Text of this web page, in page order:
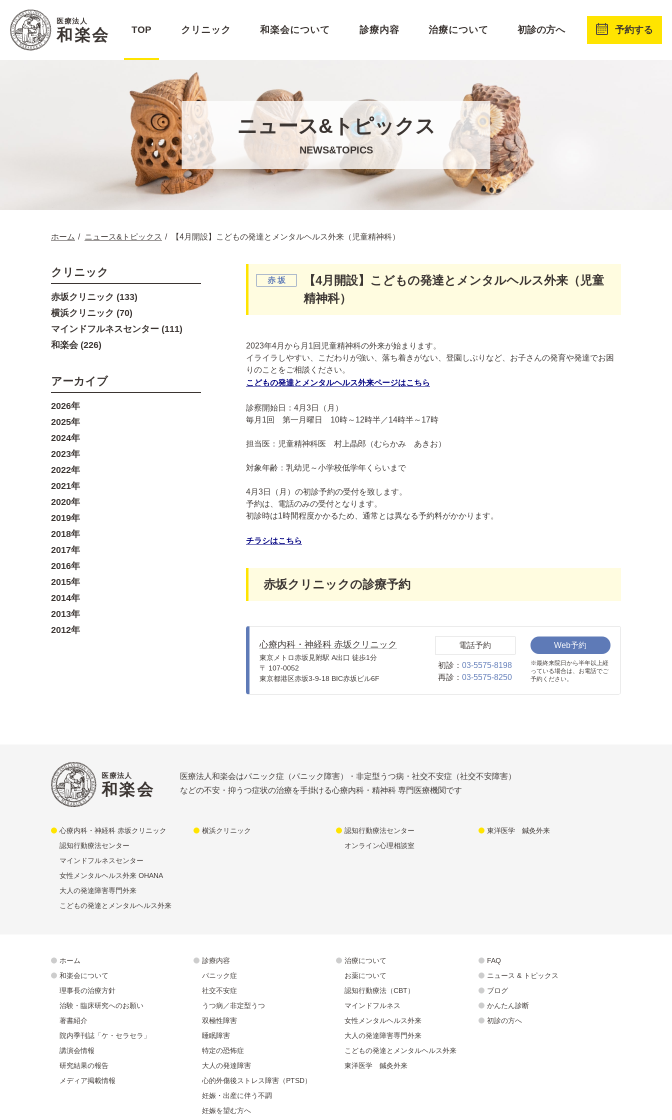
医療法人
和楽会 TOP クリニック 和楽会について 診療内容 治療について 初診の方へ 予約する
ニュース&トピックス
NEWS&TOPICS
ホーム ニュース&トピックス 【4月開設】こどもの発達とメンタルヘルス外来（児童精神科）
【4月開設】こどもの発達とメンタルヘルス外来（児童
精神科）
2023年4月から月1回児童精神科の外来が始まります。
イライラしやすい、こだわりが強い、落ち着きがない、 登園しぶりなど、 お子さんの発育や発達でお困
りのことをご相談ください。
こどもの発達とメンタルヘルス外来ページはこちら
診察開始日：4月3日（月）
毎月1回 第一月曜日 10時～12時半／14時半～17時
担当医：児童精神科医 村上晶郎（むらかみ あきお）
対象年齢：乳幼児～小学校低学年くらいまで
4月3日（月）の初診予約の受付を致します。
予約は、電話のみの受付となります。
初診時は1時間程度かかるため、 通常とは異なる予約料がかかります。
チラシはこちら
赤坂クリニックの診療予約
心療内科・神経科 赤坂クリニック
東京メトロ赤坂見附駅 A出口 徒歩1分
〒 107-0052
東京都港区赤坂3-9-18 BIC赤坂ビル6F
電話予約
初診：03-5575-8198
再診：03-5575-8250
Web予約
※最終来院日から半年以上経
っている場合は、お電話でご
予約ください。
クリニック
赤坂クリニック (133)
横浜クリニック (70)
マインドフルネスセンター (111)
和楽会 (226)
アーカイブ
2026年
2025年
2024年
2023年
2022年
2021年
2020年
2019年
2018年
2017年
2016年
2015年
2014年
2013年
2012年
医療法人
和楽会
医療法人和楽会はパニック症（パニック障害）・非定型うつ病・社交不安症（社交不安障害）
などの不安・抑うつ症状の治療を手掛ける心療内科・精神科 専門医療機関です
心療内科・神経科 赤坂クリニック
認知行動療法センター
マインドフルネスセンター
女性メンタルヘルス外来 OHANA
大人の発達障害専門外来
こどもの発達とメンタルヘルス外来
横浜クリニック
認知行動療法センター
オンライン心理相談室
東洋医学 鍼灸外来
ホーム
和楽会について
理事長の治療方針
治験・臨床研究へのお願い
著書紹介
院内季刊誌「ケ・セラセラ」
講演会情報
研究結果の報告
メディア掲載情報
診療内容
パニック症
社交不安症
うつ病／非定型うつ
双極性障害
睡眠障害
特定の恐怖症
大人の発達障害
心的外傷後ストレス障害（PTSD）
妊娠・出産に伴う不調
妊娠を望む方へ
治療について
お薬について
認知行動療法（CBT）
マインドフルネス
女性メンタルヘルス外来
大人の発達障害専門外来
こどもの発達とメンタルヘルス外来
東洋医学 鍼灸外来
FAQ
ニュース & トピックス
ブログ
かんたん診断
初診の方へ